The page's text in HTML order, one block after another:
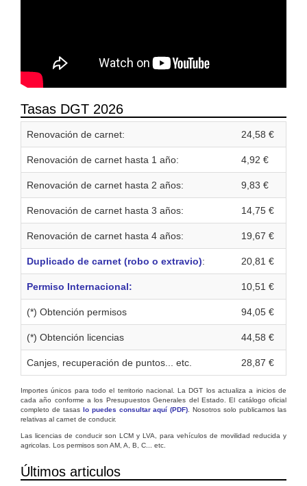
Tasas DGT 2026
Renovación de carnet: 24,58 €
Renovación de carnet hasta 1 año: 4,92 €
Renovación de carnet hasta 2 años: 9,83 €
Renovación de carnet hasta 3 años: 14,75 €
Renovación de carnet hasta 4 años: 19,67 €
Duplicado de carnet (robo o extravio): 20,81 €
Permiso Internacional: 10,51 €
(*) Obtención permisos 94,05 €
(*) Obtención licencias 44,58 €
Canjes, recuperación de puntos... etc. 28,87 €
Importes únicos para todo el territorio nacional. La DGT los actualiza a inicios de
cada año conforme a los Presupuestos Generales del Estado. El catálogo oficial
completo de tasas lo puedes consultar aquí (PDF) . Nosotros solo publicamos las
relativas al carnet de conducir.
Las licencias de conducir son LCM y LVA, para vehículos de movilidad reducida y
agricolas. Los permisos son AM, A, B, C... etc.
Últimos articulos